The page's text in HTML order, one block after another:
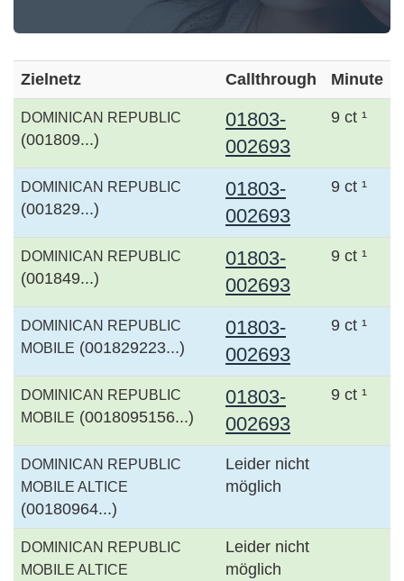
Zielnetz Callthrough Minute
DOMINICAN REPUBLIC
(001809...)
01803-
002693
9 ct ¹
DOMINICAN REPUBLIC
(001829...)
01803-
002693
9 ct ¹
DOMINICAN REPUBLIC
(001849...)
01803-
002693
9 ct ¹
DOMINICAN REPUBLIC
MOBILE (001829223...)
01803-
002693
9 ct ¹
DOMINICAN REPUBLIC
MOBILE (0018095156...)
01803-
002693
9 ct ¹
DOMINICAN REPUBLIC
MOBILE ALTICE
(00180964...)
Leider nicht
möglich
DOMINICAN REPUBLIC
MOBILE ALTICE
Leider nicht
möglich